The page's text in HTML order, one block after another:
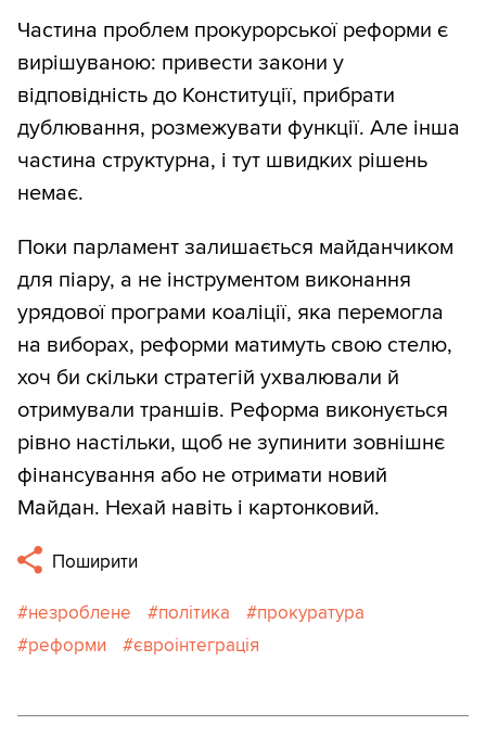
Частина проблем прокурорської реформи є
вирішуваною: привести закони у
відповідність до Конституції, прибрати
дублювання, розмежувати функції. Але інша
частина структурна, і тут швидких рішень
немає.
Поки парламент залишається майданчиком
для піару, а не інструментом виконання
урядової програми коаліції, яка перемогла
на виборах, реформи матимуть свою стелю,
хоч би скільки стратегій ухвалювали й
отримували траншів. Реформа виконується
рівно настільки, щоб не зупинити зовнішнє
фінансування або не отримати новий
Майдан. Нехай навіть і картонковий. ​​​​​​​​​​​​​
Поширити
незроблене політика
прокуратура
реформи
євроінтеграція